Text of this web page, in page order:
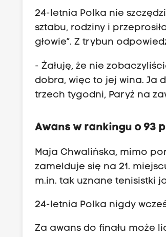
24-letnia Polka nie
sztabu, rodziny i
głowie”. Z trybun
- Żałuję, że nie
dobra, więc to jej wina. Ja
trzech tygodni, Paryż na
Awans w rankingu o 93
Maja Chwalińska, mimo
zamelduje się na 21.
m.in. tak uznane tenisistki
24-letnia Polka nigdy
Za awans do finału może